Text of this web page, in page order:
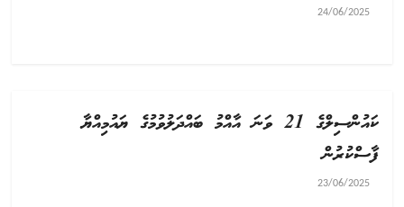
24/06/2025
ކައުންސިލްގެ 21 ވަނަ އާއްމު ބައްދަލުވުމުގެ ޔައުމިއްޔާ
ފާސްކުރުން
23/06/2025